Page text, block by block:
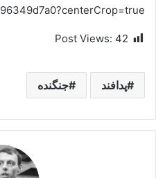
96349d7a0?centerCrop=true
Post Views: 42
پدافند جنگنده